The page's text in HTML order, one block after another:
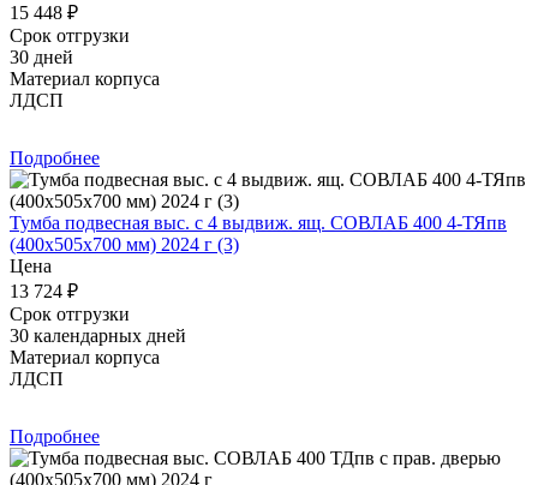
15 448 ₽
Срок отгрузки
30 дней
Материал корпуса
ЛДСП
Подробнее
Тумба подвесная выс. с 4 выдвиж. ящ. СОВЛАБ 400 4-ТЯпв
(400х505х700 мм) 2024 г (3)
Цена
13 724 ₽
Срок отгрузки
30 календарных дней
Материал корпуса
ЛДСП
Подробнее